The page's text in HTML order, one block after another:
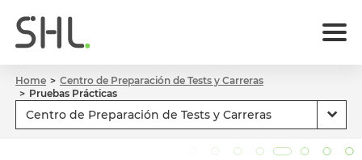
Home
Centro de Preparación de Tests y Carreras
Pruebas Prácticas